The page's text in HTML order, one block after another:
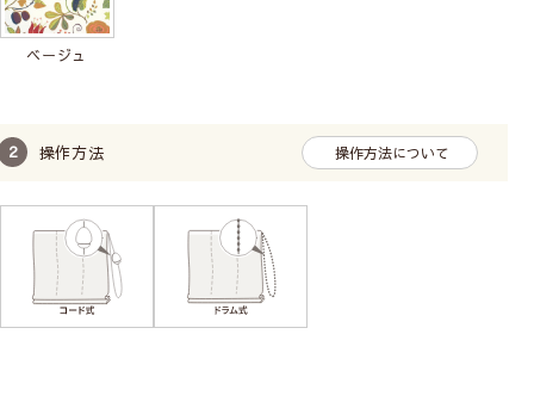
お子様がいるお家でも
ベージュ
操作方法 操作方法について